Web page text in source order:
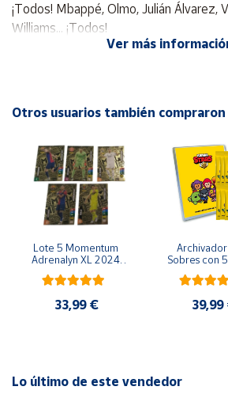
Área
vendedor
Área
Ubicación
Península
Baleares
Canarias,
¡Todos! Mbappé, Olmo, Julián Álvarez,
Williams... ¡Todos!
Ver más
Otros usuarios también compraron
Lote 5 Momentum
Adrenalyn XL 2024
2025 Panini
33,99 €
Sobres con
por sobre
39,99
Lo último de este vendedor